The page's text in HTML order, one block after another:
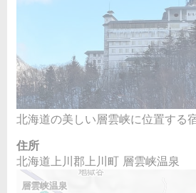
北海道の美しい層雲峡に位置する
住所
北海道上川郡上川町 層雲峡温泉